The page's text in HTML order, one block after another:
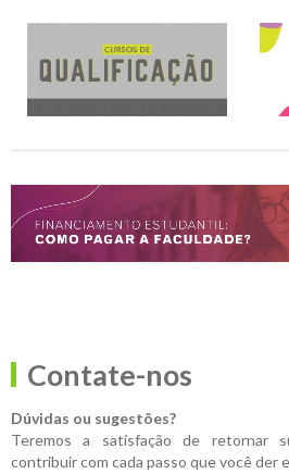
Contate-nos
Dúvidas ou sugestões?
Teremos a satisfação de retornar
contribuir com cada passo que você der